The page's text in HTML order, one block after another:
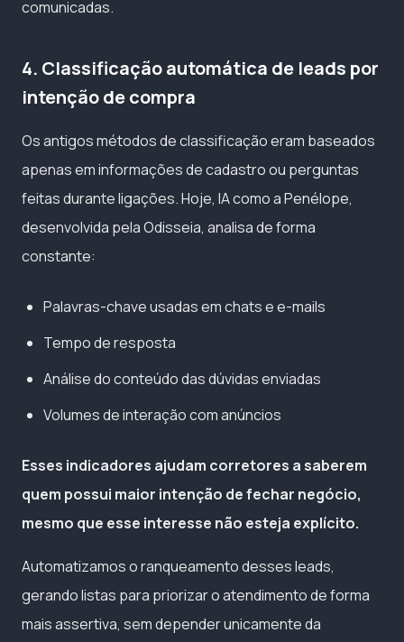
comunicadas.
4. Classificação automática de leads por
intenção de compra
Os antigos métodos de classificação eram baseados
apenas em informações de cadastro ou perguntas
feitas durante ligações. Hoje, IA como a Penélope,
desenvolvida pela Odisseia, analisa de forma
constante:
Palavras-chave usadas em chats e e-mails
Tempo de resposta
Análise do conteúdo das dúvidas enviadas
Volumes de interação com anúncios
Esses indicadores ajudam corretores a saberem
quem possui maior intenção de fechar negócio,
mesmo que esse interesse não esteja explícito.
Automatizamos o ranqueamento desses leads,
gerando listas para priorizar o atendimento de forma
mais assertiva, sem depender unicamente da